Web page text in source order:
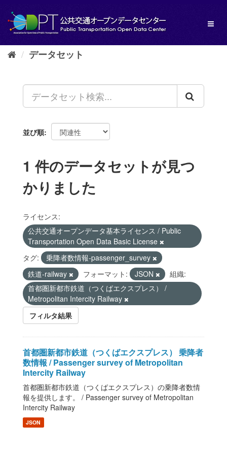
し
データセット
並び順
1 件のデータセットが見つ
かりました
ライセンス:
公共交通オープンデータ基本ライセンス / Public
Transportation Open Data Basic License
タグ:
乗降者数情報-passenger_survey
鉄道-railway
フォーマット: JSON
組織:
首都圏新都市鉄道（つくばエクスプレス） /
Metropolitan Intercity Railway
フィルタ結果
首都圏新都市鉄道（つくばエクスプレス） 乗降者
数情報 / Passenger survey of Metropolitan
Intercity Railway
首都圏新都市鉄道（つくばエクスプレス）の乗降者数情
報を提供します。 / Passenger survey of Metropolitan
Intercity Railway
JSON